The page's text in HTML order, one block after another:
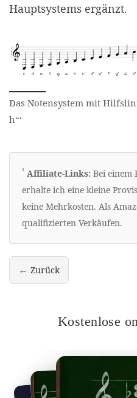
Hauptsystems ergänzt.
c d e f g a h c' d' e' f' g' a' h'
Das Notensystem mit
h“‘
Erklärung zu
¹ Affiliate-Links: Bei einem
erhalte ich eine kleine
keine Mehrkosten. Als
qualifizierten Verkäufen.
← Zurück
Noten lernen, mach die
Kostenlose